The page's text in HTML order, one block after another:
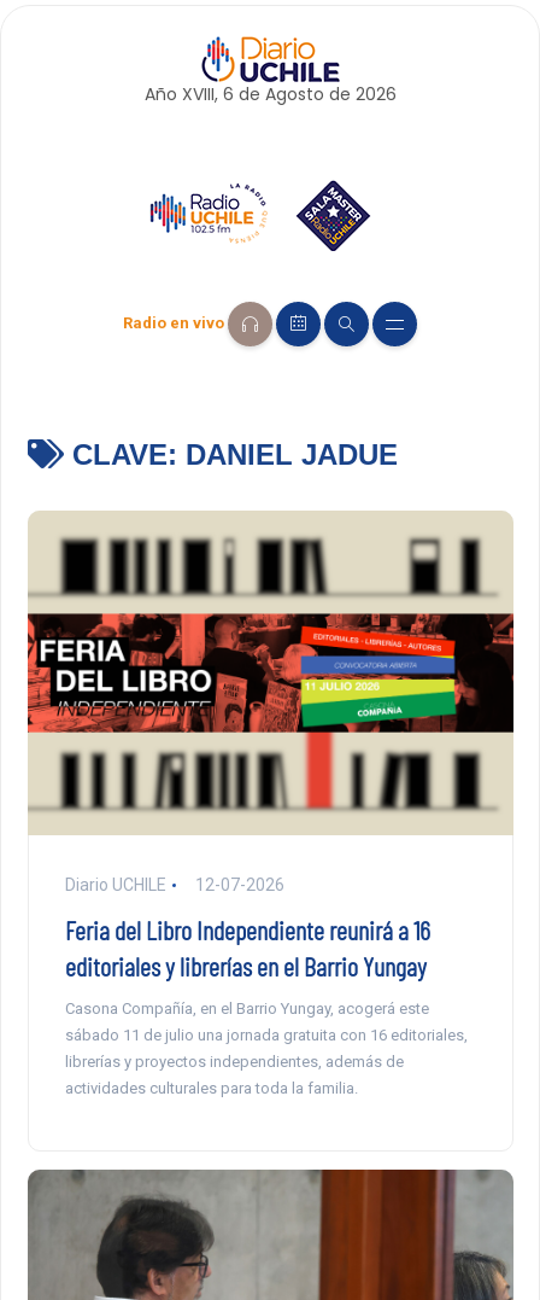
Año XVIII, 6 de Agosto de 2026
Radio en vivo
CLAVE: DANIEL JADUE
Diario UCHILE 12-07-2026
Feria del Libro Independiente reunirá a 16
editoriales y librerías en el Barrio Yungay
Casona Compañía, en el Barrio Yungay, acogerá este
sábado 11 de julio una jornada gratuita con 16 editoriales,
librerías y proyectos independientes, además de
actividades culturales para toda la familia.